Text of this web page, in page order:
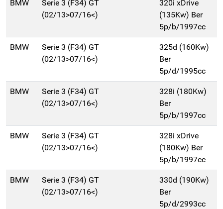
BMW
Serie 3 (F34) GT
(02/13>07/16<)
320i xDrive
(135Kw) Ber
5p/b/1997cc
BMW
Serie 3 (F34) GT
(02/13>07/16<)
325d (160Kw)
Ber
5p/d/1995cc
BMW
Serie 3 (F34) GT
(02/13>07/16<)
328i (180Kw)
Ber
5p/b/1997cc
BMW
Serie 3 (F34) GT
(02/13>07/16<)
328i xDrive
(180Kw) Ber
5p/b/1997cc
BMW
Serie 3 (F34) GT
(02/13>07/16<)
330d (190Kw)
Ber
5p/d/2993cc